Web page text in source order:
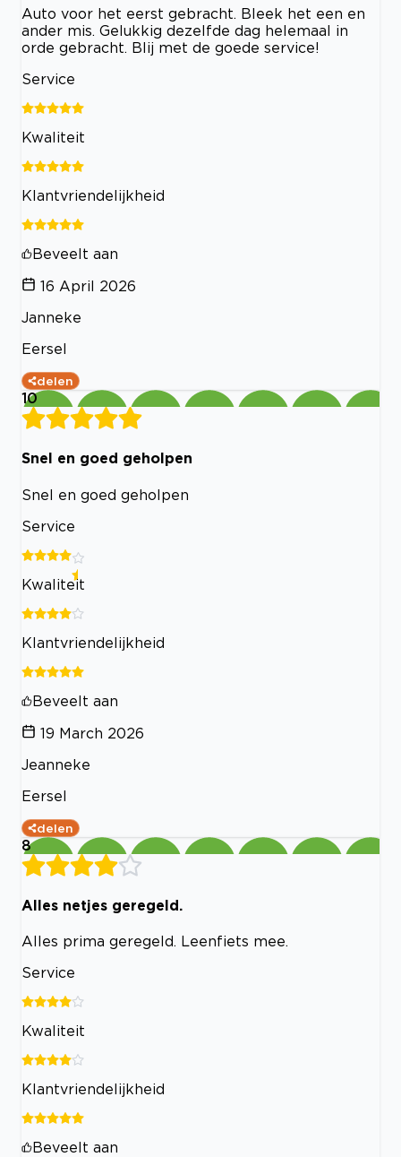
Auto voor het eerst gebracht. Bleek het een en
ander mis. Gelukkig dezelfde dag helemaal in
orde gebracht. Blij met de goede service!
Service
Kwaliteit
Klantvriendelijkheid
Beveelt aan
16 April 2026
Janneke
Eersel
delen
10
Snel en goed geholpen
Snel en goed geholpen
Service
Kwaliteit
Klantvriendelijkheid
Beveelt aan
19 March 2026
Jeanneke
Eersel
delen
8
Alles netjes geregeld.
Alles prima geregeld. Leenfiets mee.
Service
Kwaliteit
Klantvriendelijkheid
Beveelt aan